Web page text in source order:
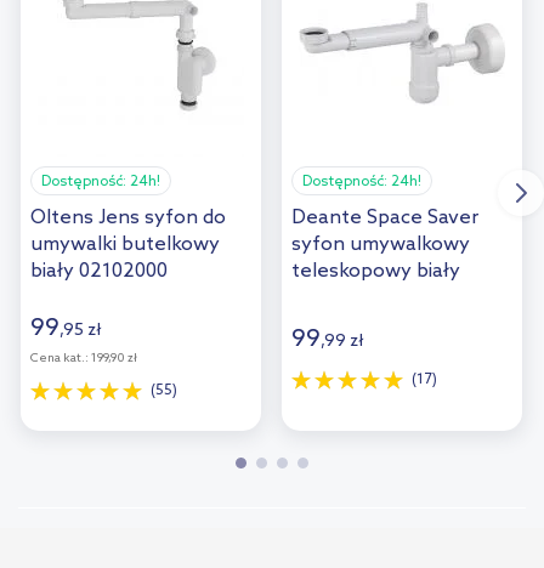
Dostępność: 24h!
Oltens Jens syfon do
umywalki butelkowy
biały 02102000
99,95 zł
Cena kat.: 199,90 zł
(55)
Dostępność: 24h!
Deante Space Saver
syfon umywalkowy
teleskopowy biały
99,99 zł
(17)